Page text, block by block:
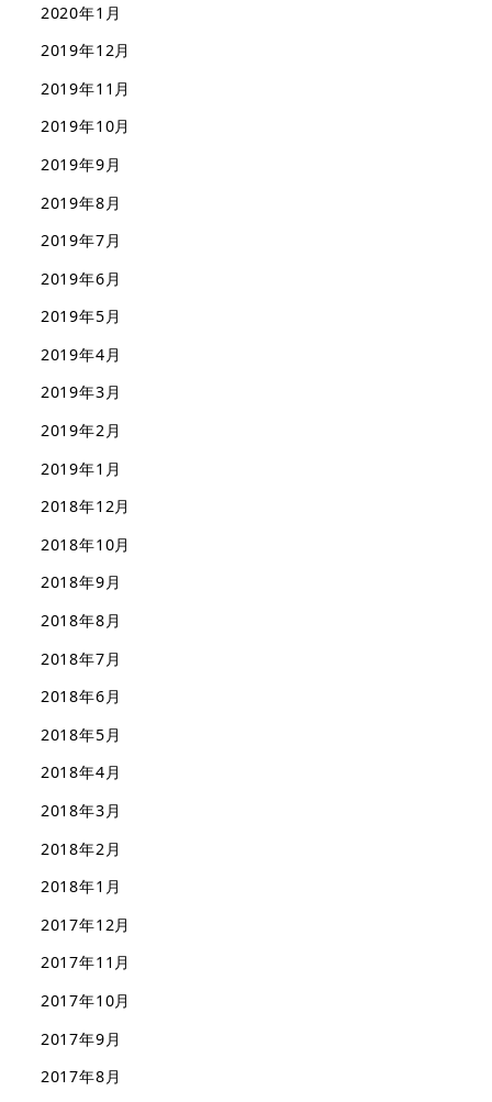
2020年1月
2019年12月
2019年11月
2019年10月
2019年9月
2019年8月
2019年7月
2019年6月
2019年5月
2019年4月
2019年3月
2019年2月
2019年1月
2018年12月
2018年10月
2018年9月
2018年8月
2018年7月
2018年6月
2018年5月
2018年4月
2018年3月
2018年2月
2018年1月
2017年12月
2017年11月
2017年10月
2017年9月
2017年8月